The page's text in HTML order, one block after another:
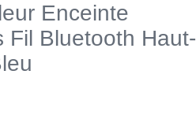
Enceinte
Fil Bluetooth Haut-